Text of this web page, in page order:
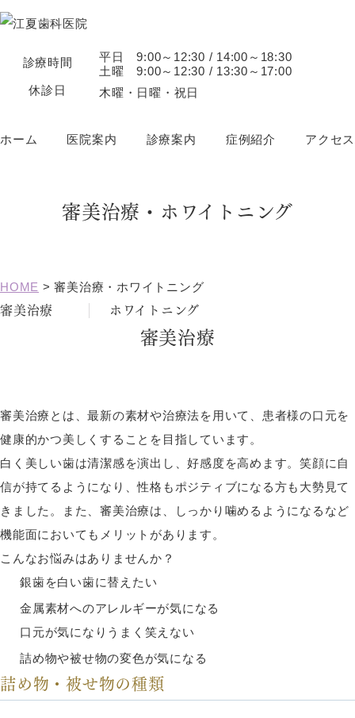
診療時間
平日 9:00～12:30 / 14:00～18:30
土曜 9:00～12:30 / 13:30～17:00
休診日
木曜・日曜・祝日
ホーム 医院案内 診療案内 症例紹介 アクセス
審美治療・ホワイトニング
HOME >審美治療・ホワイトニング
審美治療 ホワイトニング
審美治療
審美治療とは、最新の素材や治療法を用いて、患者様の口元を
健康的かつ美しくすることを目指しています。
白く美しい歯は清潔感を演出し、好感度を高めます。笑顔に自
信が持てるようになり、性格もポジティブになる方も大勢見て
きました。また、審美治療は、しっかり噛めるようになるなど
機能面においてもメリットがあります。
こんなお悩みはありませんか？
銀歯を白い歯に替えたい
金属素材へのアレルギーが気になる
口元が気になりうまく笑えない
詰め物や被せ物の変色が気になる
詰め物・被せ物の種類